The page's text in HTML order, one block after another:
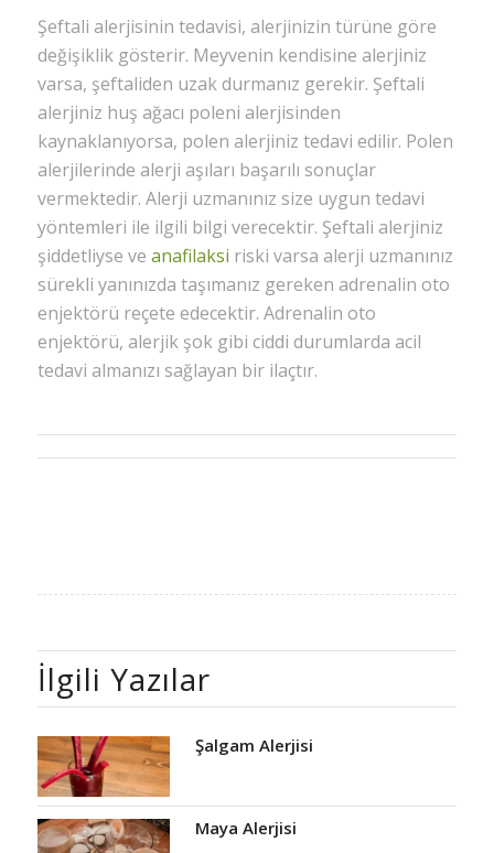
Şeftali alerjisinin tedavisi, alerjinizin türüne göre
değişiklik gösterir. Meyvenin kendisine alerjiniz
varsa, şeftaliden uzak durmanız gerekir. Şeftali
alerjiniz huş ağacı poleni alerjisinden
kaynaklanıyorsa, polen alerjiniz tedavi edilir. Polen
alerjilerinde alerji aşıları başarılı sonuçlar
vermektedir. Alerji uzmanınız size uygun tedavi
yöntemleri ile ilgili bilgi verecektir. Şeftali alerjiniz
şiddetliyse ve anafilaksi riski varsa alerji uzmanınız
sürekli yanınızda taşımanız gereken adrenalin oto
enjektörü reçete edecektir. Adrenalin oto
enjektörü, alerjik şok gibi ciddi durumlarda acil
tedavi almanızı sağlayan bir ilaçtır.
İlgili Yazılar
Şalgam Alerjisi
Maya Alerjisi